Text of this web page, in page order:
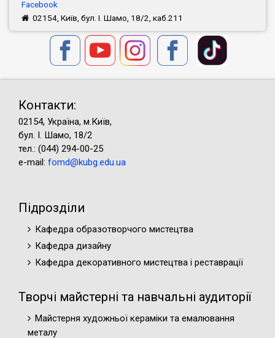
Facebook
02154, Київ, бул. І. Шамо, 18/2, каб.211
Контакти:
02154, Україна, м.Київ,
бул. І. Шамо, 18/2
тел.: (044) 294-00-25
e-mail: fomd@kubg.edu.ua
Підрозділи
Кафедра образотворчого мистецтва
Кафедра дизайну
Кафедра декоративного мистецтва і реставрації
Творчі майстерні та навчальні аудиторії
Майстерня художньої кераміки та емалювання
металу